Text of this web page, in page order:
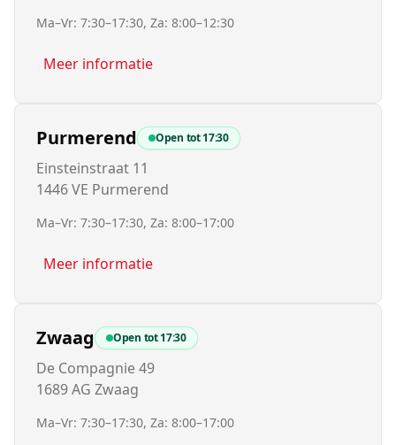
Ma–Vr: 7:30–17:30, Za: 8:00–12:30
Meer informatie
Purmerend Open tot17:30
Einsteinstraat 11
1446 VE Purmerend
Ma–Vr: 7:30–17:30, Za: 8:00–17:00
Meer informatie
Zwaag Open tot17:30
De Compagnie 49
1689 AG Zwaag
Ma–Vr: 7:30–17:30, Za: 8:00–17:00